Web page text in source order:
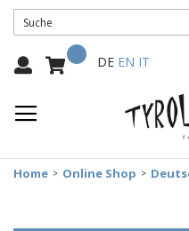
Mein Warenkorb
Select
DE EN IT
Home Online Shop